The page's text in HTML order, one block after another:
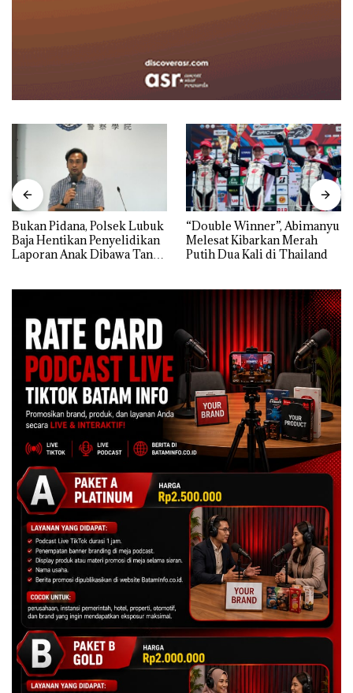
Bukan Pidana, Polsek Lubuk
Baja Hentikan Penyelidikan
Laporan Anak Dibawa Tanpa
“Double Winner”, Abimanyu
Melesat Kibarkan Merah
Putih Dua Kali di Thailand